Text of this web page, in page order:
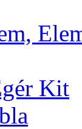
Kit